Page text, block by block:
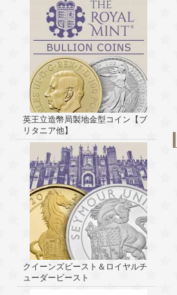
英王立造幣局製地金型コイン【ブ
リタニア他】
クイーンズビースト＆ロイヤルチ
ューダービースト